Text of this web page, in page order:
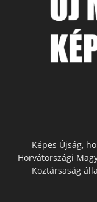
Képes Újság,
Horvátországi
Köztársaság